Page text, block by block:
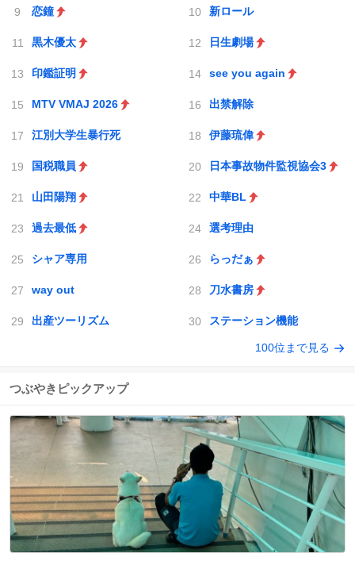
恋鐘 新ロール
黒木優太 日生劇場
印鑑証明 see you again
MTV VMAJ 2026 出禁解除
江別大学生暴行死 伊藤琉偉
国税職員 日本事故物件監視協会3
山田陽翔 中華BL
過去最低 選考理由
シャア専用 らっだぁ
way out 刀水書房
出産ツーリズム ステーション機能
100位まで見る
つぶやきピックアップ